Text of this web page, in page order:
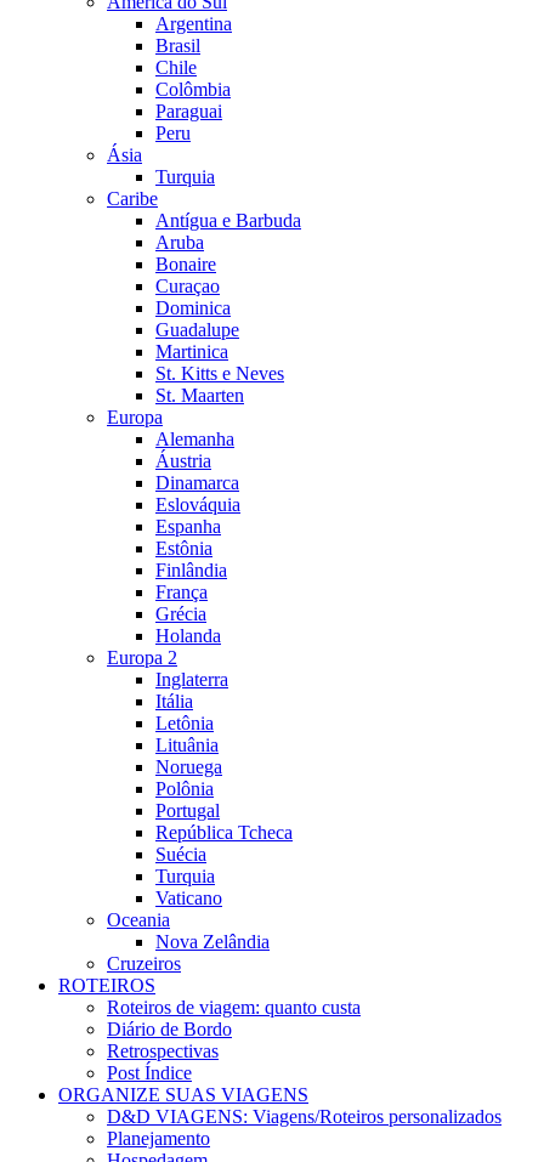
Argentina
Brasil
Chile
Colômbia
Paraguai
Peru
Ásia
Turquia
Caribe
Antígua e Barbuda
Aruba
Bonaire
Curaçao
Dominica
Guadalupe
Martinica
St. Kitts e Neves
St. Maarten
Europa
Alemanha
Áustria
Dinamarca
Eslováquia
Espanha
Estônia
Finlândia
França
Grécia
Holanda
Europa 2
Inglaterra
Itália
Letônia
Lituânia
Noruega
Polônia
Portugal
República Tcheca
Suécia
Turquia
Vaticano
Oceania
Nova Zelândia
Cruzeiros
ROTEIROS
Roteiros de viagem: quanto custa
Diário de Bordo
Retrospectivas
Post Índice
ORGANIZE SUAS VIAGENS
D&D VIAGENS: Viagens/Roteiros personalizados
Planejamento